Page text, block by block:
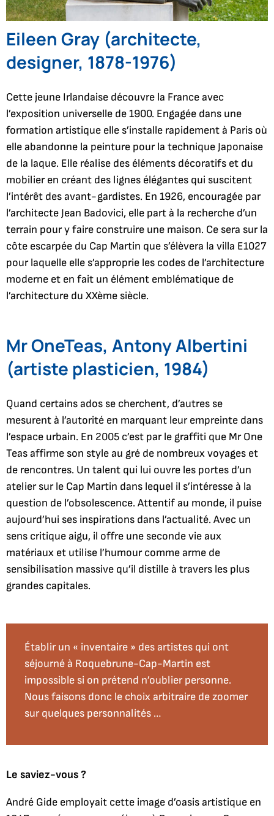
Eileen Gray (architecte,
designer, 1878-1976)
Cette jeune Irlandaise découvre la France avec
l’exposition universelle de 1900. Engagée dans une
formation artistique elle s’installe rapidement à Paris où
elle abandonne la peinture pour la technique Japonaise
de la laque. Elle réalise des éléments décoratifs et du
mobilier en créant des lignes élégantes qui suscitent
l’intérêt des avant-gardistes. En 1926, encouragée par
l’architecte Jean Badovici, elle part à la recherche d’un
terrain pour y faire construire une maison. Ce sera sur la
côte escarpée du Cap Martin que s’élèvera la villa E1027
pour laquelle elle s’approprie les codes de l’architecture
moderne et en fait un élément emblématique de
l’architecture du XXème siècle.
Mr OneTeas, Antony Albertini
(artiste plasticien, 1984)
Quand certains ados se cherchent, d’autres se
mesurent à l’autorité en marquant leur empreinte dans
l’espace urbain. En 2005 c’est par le graffiti que Mr One
Teas affirme son style au gré de nombreux voyages et
de rencontres. Un talent qui lui ouvre les portes d’un
atelier sur le Cap Martin dans lequel il s’intéresse à la
question de l’obsolescence. Attentif au monde, il puise
aujourd’hui ses inspirations dans l’actualité. Avec un
sens critique aigu, il offre une seconde vie aux
matériaux et utilise l’humour comme arme de
sensibilisation massive qu’il distille à travers les plus
grandes capitales.
Établir un « inventaire » des artistes qui ont
séjourné à Roquebrune-Cap-Martin est
impossible si on prétend n’oublier personne.
Nous faisons donc le choix arbitraire de zoomer
sur quelques personnalités …
Le saviez-vous ?
André Gide employait cette image d’oasis artistique en